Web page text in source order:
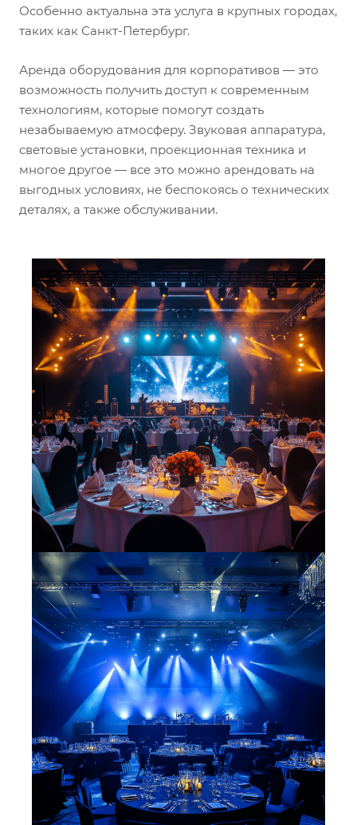
Особенно актуальна эта услуга в крупных городах,
таких как Санкт-Петербург.
Аренда оборудования для корпоративов — это
возможность получить доступ к современным
технологиям, которые помогут создать
незабываемую атмосферу. Звуковая аппаратура,
световые установки, проекционная техника и
многое другое — все это можно арендовать на
выгодных условиях, не беспокоясь о технических
деталях, а также обслуживании.